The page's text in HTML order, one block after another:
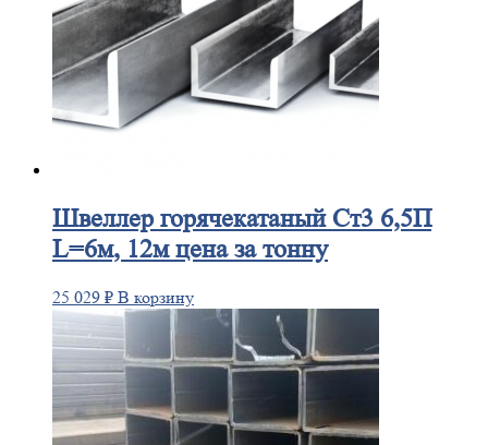
Швеллергорячекатаный Ст3 6,5П
L=6м, 12м цена за тонну
25 029 ₽ В корзину